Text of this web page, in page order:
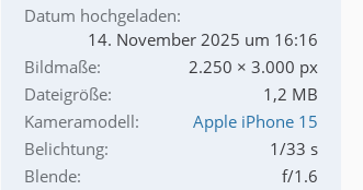
Datum hochgeladen
14. November 2025 um 16:16
Bildmaße
2.250 × 3.000 px
Dateigröße
1,2 MB
Kameramodell
Apple iPhone 15
Belichtung
1/33 s
Blende
f/1.6